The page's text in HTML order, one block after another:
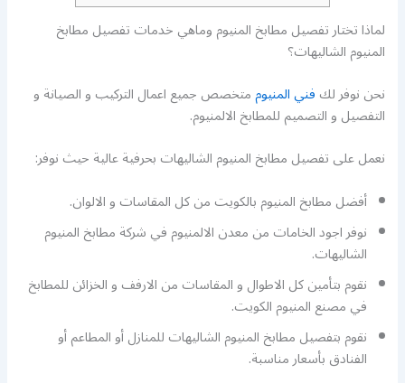
لماذا تختار تفصيل مطابخ المنيوم وماهي خدمات تفصيل مطابخ
المنيوم الشاليهات؟
نحن نوفر لكفني المنيوممتخصص جميع اعمال التركيب و الصيانة و
التفصيل و التصميم للمطابخ الالمنيوم.
نعمل على تفصيل مطابخ المنيوم الشاليهات بحرفية عالية حيث نوفر:
أفضل مطابخ المنيوم بالكويت من كل المقاسات و الالوان.
نوفر اجود الخامات من معدن الالمنيوم في شركة مطابخ المنيوم
الشاليهات.
نقوم بتأمين كل الاطوال و المقاسات من الارفف و الخزائن للمطابخ
في مصنع المنيوم الكويت.
نقوم بتفصيل مطابخ المنيوم الشاليهات للمنازل أو المطاعم أو
الفنادق بأسعار مناسبة.